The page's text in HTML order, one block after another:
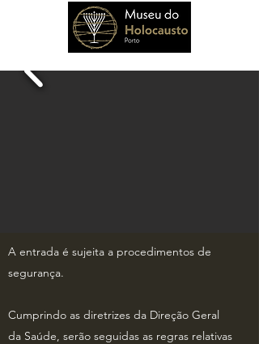
A entrada é sujeita a procedimentos de
segurança.
Cumprindo as diretrizes da Direção Geral
da Saúde, serão seguidas as regras relativas